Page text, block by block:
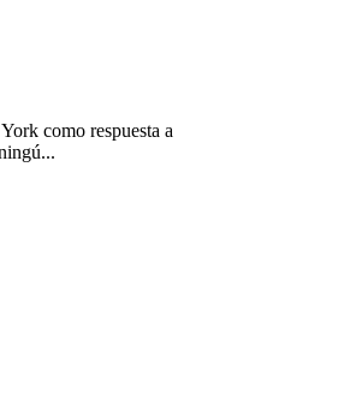
como respuesta a